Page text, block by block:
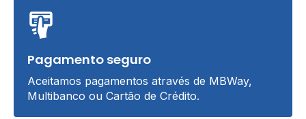
Pagamento seguro
Aceitamos pagamentos através de MBWay,
Multibanco ou Cartão de Crédito.